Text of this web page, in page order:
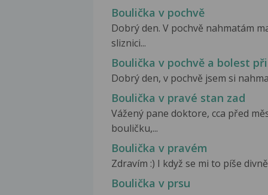
Boulička v pochvě
Dobrý den. V pochvě nahmatám
sliznici...
Boulička v pochvě a bolest
Dobrý den, v pochvě jsem si
Boulička v pravé stan zad
Vážený pane doktore, cca před
bouličku,...
Boulička v pravém
Zdravím :) I když se mi to píše
Boulička v prsu